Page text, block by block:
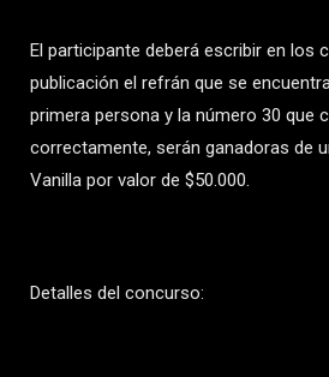
El participante deberá escribir en los
publicación el refrán que se
primera persona y la número 30 que
correctamente, serán ganadoras de
Vanilla por valor de $50.000.
Detalles del concurso: